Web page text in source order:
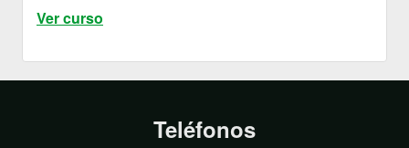
Ver curso
Teléfonos